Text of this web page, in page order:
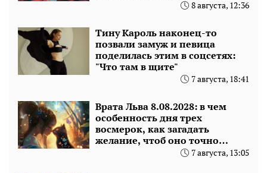
8 августа, 12:36
Тину Кароль наконец-то
позвали замуж и певица
поделилась этим в соцсетях:
"Что там в щите"
7 августа, 18:41
Врата Льва 8.08.2028: в чем
особенность дня трех
восмерок, как загадать
желание, чтоб оно точно
7 августа, 13:05